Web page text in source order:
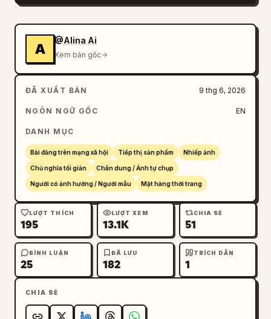
thêm văn bản, logo, đạo cụ, người lạ, màu sắc
A
@Alina Ai
Xem bản gốc
ĐÃ XUẤT BẢN 9 thg 6, 2026
NGÔN NGỮ GỐC EN
DANH MỤC
Bài đăng trên mạng xã hội Tiếp thị sản phẩm Nhiếp ảnh
Chủ nghĩa tối giản Chân dung / Ảnh tự chụp
Người có ảnh hưởng / Người mẫu Mặt hàng thời trang
LƯỢT THÍCH
195
LƯỢT XEM
13.1K
CHIA SẺ
51
BÌNH LUẬN
25
ĐÃ LƯU
182
TRÍCH DẪN
1
CHIA SẺ